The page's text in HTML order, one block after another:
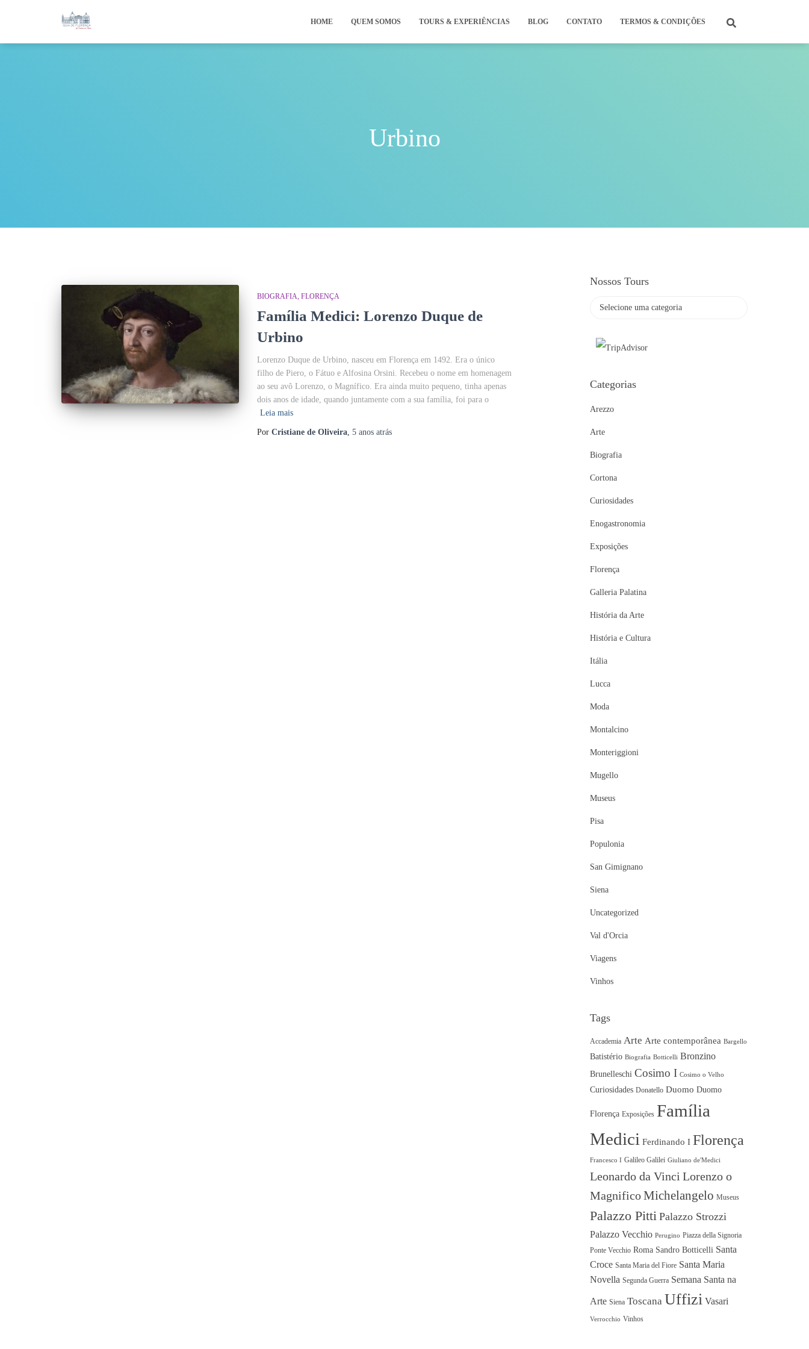
HOME QUEM SOMOS TOURS & EXPERIÊNCIAS BLOG CONTATO TERMOS & CONDIÇÕES
Urbino
BIOGRAFIA FLORENÇA
Família Medici: Lorenzo Duque de
Urbino
Lorenzo Duque de Urbino, nasceu em Florença em 1492. Era o único
filho de Piero, o Fátuo e Alfosina Orsini. Recebeu o nome em homenagem
ao seu avô Lorenzo, o Magnífico. Era ainda muito pequeno, tinha apenas
dois anos de idade, quando juntamente com a sua família, foi para o
Leia mais
Por Cristiane de Oliveira, 5 anos atrás
Nossos Tours
Categorias
Arezzo
Arte
Biografia
Cortona
Curiosidades
Enogastronomia
Exposições
Florença
Galleria Palatina
História da Arte
História e Cultura
Itália
Lucca
Moda
Montalcino
Monteriggioni
Mugello
Museus
Pisa
Populonia
San Gimignano
Siena
Uncategorized
Val d'Orcia
Viagens
Vinhos
Tags
Accademia Arte Arte contemporânea Bargello
Batistério Biografia Botticelli Bronzino
Brunelleschi Cosimo I Cosimo o Velho
Curiosidades Donatello Duomo Duomo
Florença Exposições Família
Medici Ferdinando I Florença
Francesco I Galileo Galilei Giuliano de'Medici
Leonardo da Vinci Lorenzo o
Magnifico Michelangelo Museus
Palazzo Pitti Palazzo Strozzi
Palazzo Vecchio Perugino Piazza della Signoria
Ponte Vecchio Roma Sandro Botticelli Santa
Croce Santa Maria del Fiore Santa Maria
Novella Segunda Guerra Semana Santa na
Arte Siena Toscana Uffizi Vasari
Verrocchio Vinhos